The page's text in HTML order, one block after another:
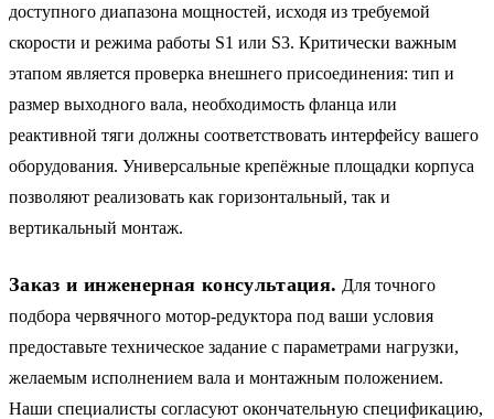
доступного диапазона мощностей, исходя из требуемой
скорости и режима работы S1 или S3. Критически важным
этапом является проверка внешнего присоединения: тип и
размер выходного вала, необходимость фланца или
реактивной тяги должны соответствовать интерфейсу вашего
оборудования. Универсальные крепёжные площадки корпуса
позволяют реализовать как горизонтальный, так и
вертикальный монтаж.
Заказ и инженерная консультация. Для точного
подбора червячного мотор-редуктора под ваши условия
предоставьте техническое задание с параметрами нагрузки,
желаемым исполнением вала и монтажным положением.
Наши специалисты согласуют окончательную спецификацию,